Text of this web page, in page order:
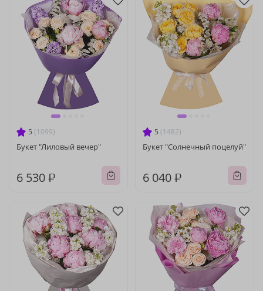
5 (1099)
Букет "Лиловый вечер"
6 530 ₽
5 (1482)
Букет "Солнечный поцелуй"
6 040 ₽